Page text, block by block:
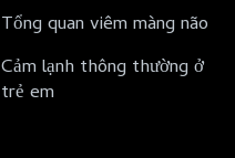
Tổng quan viêm màng não
Cảm lạnh thông thường ở
trẻ em